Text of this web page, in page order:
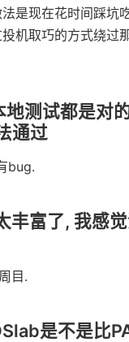
是现在花时间踩坑
机取巧的方式绕过
测试都是对
通过
bug.
丰富了, 我感
目.
是不是比